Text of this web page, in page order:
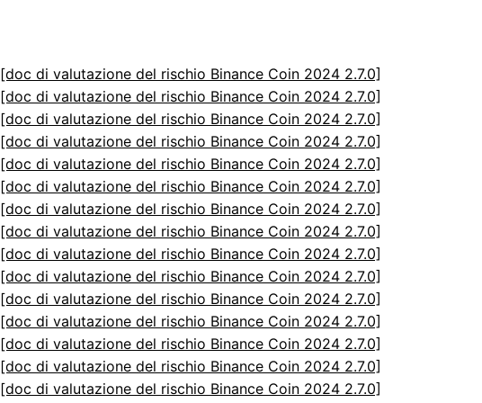
[doc di valutazione del rischio Binance Coin 2024 2.7.0]
[doc di valutazione del rischio Binance Coin 2024 2.7.0]
[doc di valutazione del rischio Binance Coin 2024 2.7.0]
[doc di valutazione del rischio Binance Coin 2024 2.7.0]
[doc di valutazione del rischio Binance Coin 2024 2.7.0]
[doc di valutazione del rischio Binance Coin 2024 2.7.0]
[doc di valutazione del rischio Binance Coin 2024 2.7.0]
[doc di valutazione del rischio Binance Coin 2024 2.7.0]
[doc di valutazione del rischio Binance Coin 2024 2.7.0]
[doc di valutazione del rischio Binance Coin 2024 2.7.0]
[doc di valutazione del rischio Binance Coin 2024 2.7.0]
[doc di valutazione del rischio Binance Coin 2024 2.7.0]
[doc di valutazione del rischio Binance Coin 2024 2.7.0]
[doc di valutazione del rischio Binance Coin 2024 2.7.0]
[doc di valutazione del rischio Binance Coin 2024 2.7.0]